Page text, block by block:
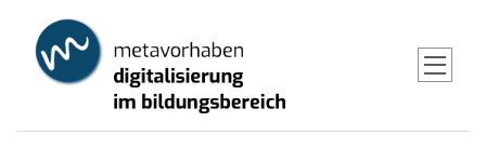
main